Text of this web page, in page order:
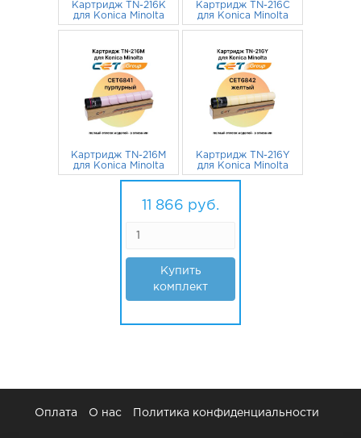
Картридж TN-216K
для Konica Minolta
Bizhub C220,
CET черный
Картридж TN-216C
для Konica Minolta
Bizhub C220,
A11G451 CET
голубой
Картридж TN-216M
для Konica Minolta
Bizhub C220,
A11G351 CET
пурпурный
Картридж TN-216Y
для Konica Minolta
Bizhub C220,
A11G251 CET
11 866 руб.
Купить
комплект
Оплата О нас Политика конфиденциальности